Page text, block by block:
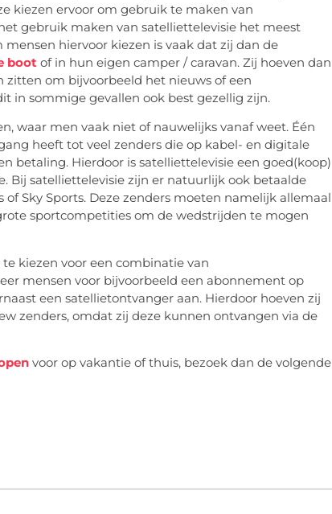
kiezen ervoor om gebruik te maken van
gebruik maken van satelliettelevisie het meest
hiervoor kiezen is vaak dat zij dan de
boot of in hun eigen camper / caravan. Zij hoeven dan
om bijvoorbeeld het nieuws of een
in sommige gevallen ook best gezellig zijn.
waar men vaak niet of nauwelijks vanaf weet. Één
heeft tot veel zenders die op kabel- en digitale
betaling. Hierdoor is satelliettelevisie een goed(koop)
Bij satelliettelevisie zijn er natuurlijk ook betaalde
of Sky Sports. Deze zenders moeten namelijk allemaal
sportcompetities om de wedstrijden te mogen
kiezen voor een combinatie van
mensen voor bijvoorbeeld een abonnement op
een satellietontvanger aan. Hierdoor hoeven zij
zenders, omdat zij deze kunnen ontvangen via de
voor op vakantie of thuis, bezoek dan de volgende